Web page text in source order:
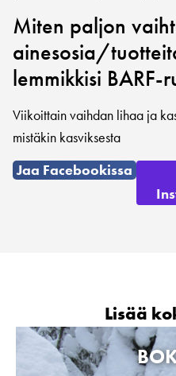
Miten paljon
ainesosia/
lemmikkisi BARF-
Viikoittain vaihdan lihaa ja
mistäkin kasviksesta
Jaa Facebookissa
Lisää